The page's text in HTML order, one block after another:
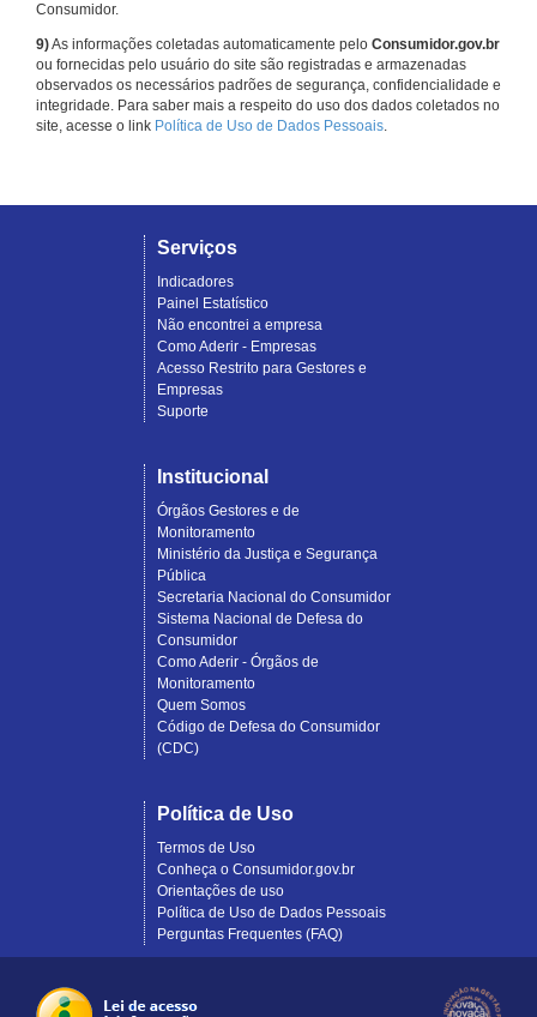
Consumidor.
9)As informações coletadas automaticamente pelo Consumidor.gov.br
ou fornecidas pelo usuário do site são registradas e armazenadas
observados os necessários padrões de segurança, confidencialidade e
integridade. Para saber mais a respeito do uso dos dados coletados no
site, acesse o link Política de Uso de Dados Pessoais.
Serviços
Indicadores
Painel Estatístico
Não encontrei a empresa
Como Aderir - Empresas
Acesso Restrito para Gestores e
Empresas
Suporte
Institucional
Órgãos Gestores e de
Monitoramento
Ministério da Justiça e Segurança
Pública
Secretaria Nacional do Consumidor
Sistema Nacional de Defesa do
Consumidor
Como Aderir - Órgãos de
Monitoramento
Quem Somos
Código de Defesa do Consumidor
(CDC)
Política de Uso
Termos de Uso
Conheça o Consumidor.gov.br
Orientações de uso
Política de Uso de Dados Pessoais
Perguntas Frequentes (FAQ)